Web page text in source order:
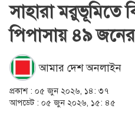
সাহারা মরুভূমিতে
পিপাসায় ৪৯
আমার দেশ অনলাইন
প্রকাশ : ০৫ জুন ২০২৬, ১৪: ৩৭
আপডেট : ০৫ জুন ২০২৬, ১৫: ৪৫